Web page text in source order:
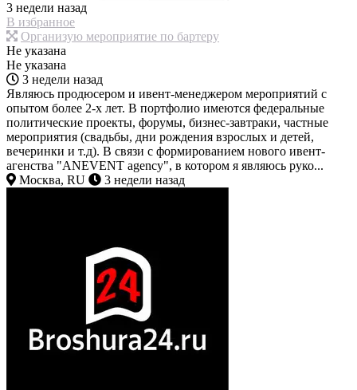
3 недели назад
В избранное
Организую мероприятие по бартеру
Не указана
Не указана
3 недели назад
Являюсь продюсером и ивент-менеджером мероприятий с
опытом более 2-х лет. В портфолио имеются федеральные
политические проекты, форумы, бизнес-завтраки, частные
мероприятия (свадьбы, дни рождения взрослых и детей,
вечеринки и т.д). В связи с формированием нового ивент-
агенства "ANEVENT agency", в котором я являюсь руко...
Москва, RU
3 недели назад